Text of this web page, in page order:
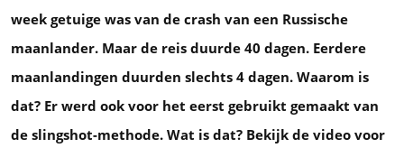
week getuige was van de crash van een Russische
maanlander. Maar de reis duurde 40 dagen. Eerdere
maanlandingen duurden slechts 4 dagen. Waarom is
dat? Er werd ook voor het eerst gebruikt gemaakt van
de slingshot-methode. Wat is dat? Bekijk de video voor